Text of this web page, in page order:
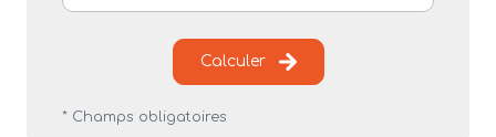
Calculer
* Champs obligatoires